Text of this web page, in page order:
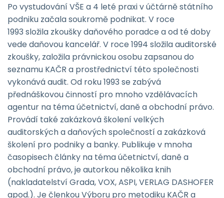
Po vystudování VŠE a 4 leté praxi v účtárně státního
podniku začala soukromě podnikat. V roce
1993 složila zkoušky daňového poradce a od té doby
vede daňovou kancelář. V roce 1994 složila auditorské
zkoušky, založila právnickou osobu zapsanou do
seznamu KAČR a prostřednictví této společnosti
vykonává audit. Od roku 1993 se zabývá
přednáškovou činností pro mnoho vzdělávacích
agentur na téma účetnictví, daně a obchodní právo.
Provádí také zakázková školení velkých
auditorských a daňových společností a zakázková
školení pro podniky a banky. Publikuje v mnoha
časopisech články na téma účetnictví, daně a
obchodní právo, je autorkou několika knih
(nakladatelství Grada, VOX, ASPI, VERLAG DASHOFER
apod.). Je členkou Výboru pro metodiku KAČR a